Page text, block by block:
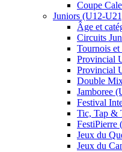
Coupe
Juniors (U12-
Âge et
Circuits
Tournois
Provincial
Provincial
Double
Jamboree
Festival
Tic, Tap &
FestiPierre
Jeux du
Jeux du